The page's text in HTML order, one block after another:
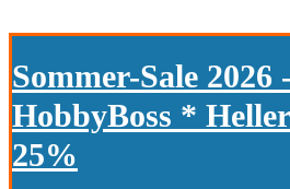
Sommer-Sale
HobbyBoss *
25%